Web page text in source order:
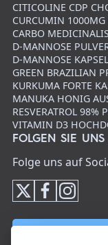
CITICOLINE CDP
CURCUMIN 1000MG
CARBO
D-MANNOSE
D-MANNOSE
GREEN BRAZILIAN
KURKUMA FORTE
MANUKA HONIG
RESVERATROL 98%
VITAMIN D3
FOLGEN SIE UNS
Folge uns auf